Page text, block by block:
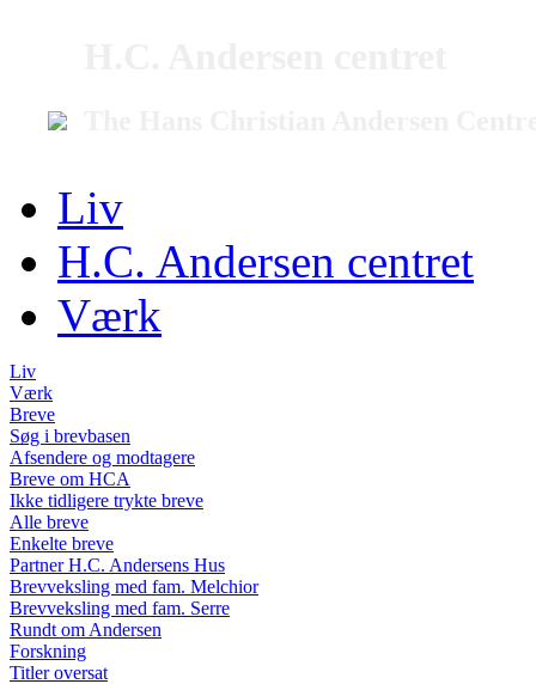
Liv
H.C. Andersen centret
Værk
Liv
Værk
Breve
Søg i brevbasen
Afsendere og modtagere
Breve om HCA
Ikke tidligere trykte breve
Alle breve
Enkelte breve
Partner H.C. Andersens Hus
Brevveksling med fam. Melchior
Brevveksling med fam. Serre
Rundt om Andersen
Forskning
Titler oversat